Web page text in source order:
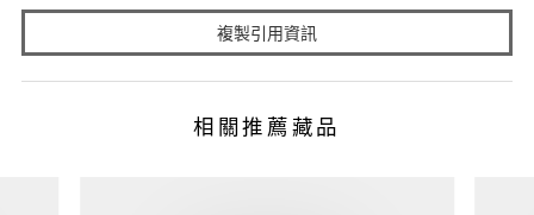
複製引用資訊
相關推薦藏品